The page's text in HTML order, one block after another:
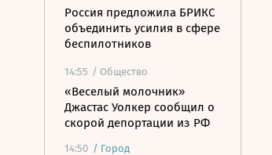
Россия предложила БРИКС
объединить усилия в сфере
беспилотников
14:55 / Общество
«Веселый молочник»
Джастас Уолкер сообщил о
скорой депортации из РФ
14:50 / Город